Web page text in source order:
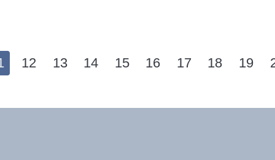
12 13 14 15 16 17 18 19